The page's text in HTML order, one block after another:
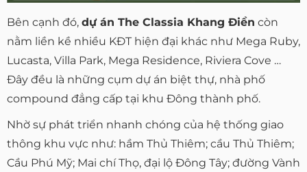
Bên cạnh đó, dự án The Classia Khang Điền còn
nằm liền kề nhiều KĐT hiện đại khác như Mega Ruby,
Lucasta, Villa Park, Mega Residence, Riviera Cove …
Đây đều là những cụm dự án biệt thự, nhà phố
compound đẳng cấp tại khu Đông thành phố.
Nhờ sự phát triển nhanh chóng của hệ thống giao
thông khu vực như: hầm Thủ Thiêm; cầu Thủ Thiêm;
Cầu Phú Mỹ; Mai chí Thọ, đại lộ Đông Tây; đường Vành